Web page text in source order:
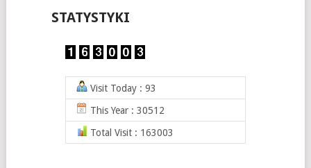
STATYSTYKI
Visit Today : 93
This Year : 30512
Total Visit : 163003